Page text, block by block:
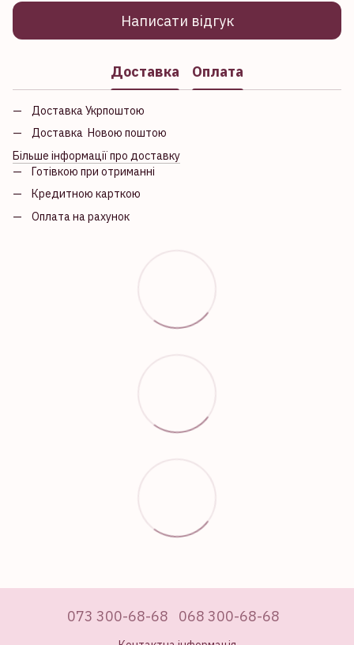
Написати відгук
Доставка Оплата
Доставка Укрпоштою
Доставка Новою поштою
Більше інформації про доставку
Готівкою при отриманні
Кредитною карткою
Оплата на рахунок
073 300-68-68 068 300-68-68